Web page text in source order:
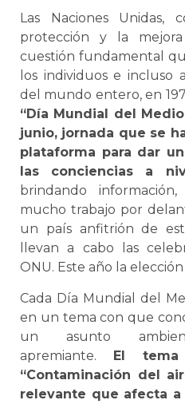
Las Naciones Unidas,
protección y la
cuestión fundamental
los individuos e incluso
del mundo entero, en
“Día Mundial del
junio, jornada que se
plataforma para dar
las conciencias a
brindando
mucho trabajo por
un país anfitrión de
llevan a cabo las
ONU. Este año la
Cada Día Mundial del
en un tema con que
un asunto
apremiante. El
“Contaminación del
relevante que afecta